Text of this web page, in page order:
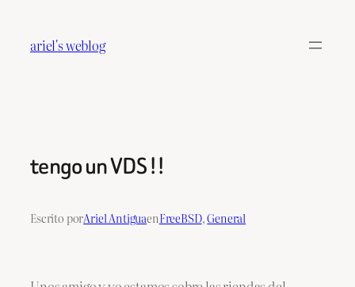
contenido
ariel's weblog
tengo un VDS !!
Escrito porAriel AntiguaenFreeBSD, General